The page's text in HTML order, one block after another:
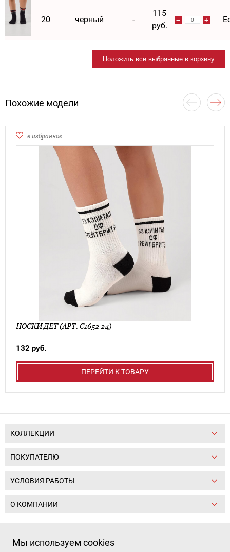
20 черный -
115
руб.
Положить все выбранные в корзину
Похожие модели
в избранное
НОСКИ ДЕТ (АРТ. С1652 24)
132 руб.
ПЕРЕЙТИ К ТОВАРУ
КОЛЛЕКЦИИ
ПОКУПАТЕЛЮ
УСЛОВИЯ РАБОТЫ
О КОМПАНИИ
Следите за нами:
Мы используем cookies